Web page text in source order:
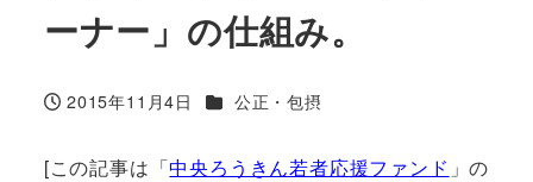
ーナー」の仕組み。
投稿日
2015年11月4日 カテゴリー
公正・包摂
[この記事は「中央ろうきん若者応援ファンド 」の